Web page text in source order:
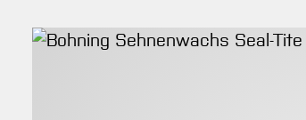
Bildergalerie überspringen